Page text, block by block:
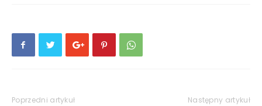
Poprzedni artykuł Następny artykuł